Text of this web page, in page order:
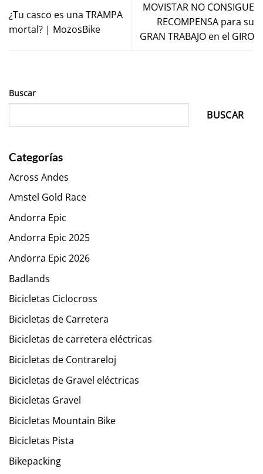
¿Tu casco es una TRAMPA
mortal? | MozosBike
MOVISTAR NO CONSIGUE
RECOMPENSA para su
GRAN TRABAJO en el GIRO
Buscar
BUSCAR
Categorías
Across Andes
Amstel Gold Race
Andorra Epic
Andorra Epic 2025
Andorra Epic 2026
Badlands
Bicicletas Ciclocross
Bicicletas de Carretera
Bicicletas de carretera eléctricas
Bicicletas de Contrareloj
Bicicletas de Gravel eléctricas
Bicicletas Gravel
Bicicletas Mountain Bike
Bicicletas Pista
Bikepacking